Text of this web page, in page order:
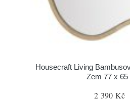
Housecraft Living
Zem 77 x 65
2 390 Kč